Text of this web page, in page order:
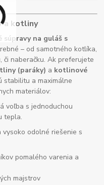
a kotliny
súpravy na guláš s
– od samotného kotlíka,
či naberačku. Ak preferujete
(paráky) a kotlinové
stabilitu a maximálne
materiálov:
voľba s jednoduchou
tepla.
vysoko odolné riešenie s
pomalého varenia a
majstrov